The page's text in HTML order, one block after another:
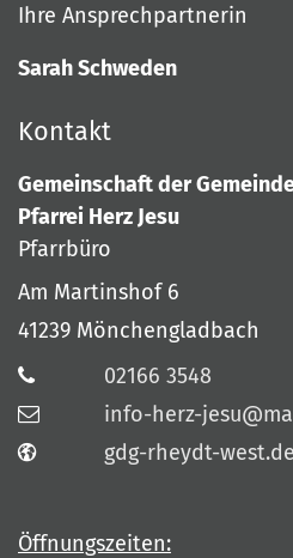
Ihre Ansprechpartnerin
Sarah Schweden
Kontakt
Gemeinschaft der
Pfarrei Herz Jesu
Pfarrbüro
Am Martinshof 6
41239 Mönchengladbach
02166 3548
info-herz-
gdg-rheydt-west.de
Öffnungszeiten: